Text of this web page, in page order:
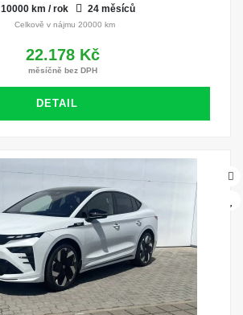
10000 km / rok
24 měsíců
Celkově v nájmu 20000 km
22.178 Kč
měsíčně bez DPH
DETAIL